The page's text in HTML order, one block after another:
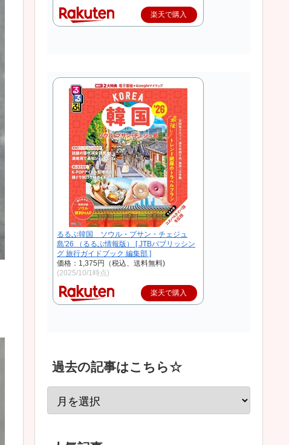
楽天で購入
るるぶ韓国 ソウル・プサン・チェジュ
島'26 （るるぶ情報版） [ JTBパブリッシン
グ 旅行ガイドブック 編集部 ]
価格：1,375円（税込、送料無料)
(2025/10/1時点)
楽天で購入
過去の記事はこちら☆